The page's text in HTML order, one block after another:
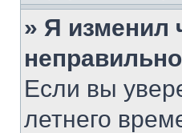
» Я изменил
Если вы
летнего